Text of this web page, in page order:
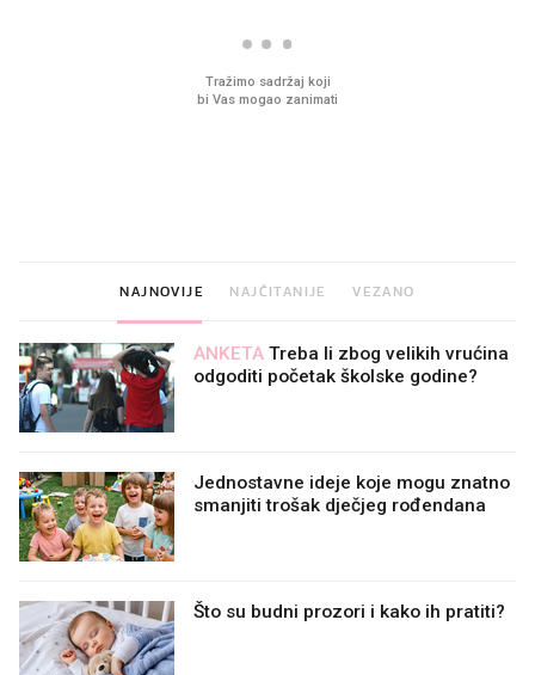
NAJNOVIJE NAJČITANIJE VEZANO
ANKETA
odgoditi početak školske godine?
Jednostavne ideje koje mogu znatno
smanjiti trošak dječjeg rođendana
Što su budni prozori i kako ih pratiti?